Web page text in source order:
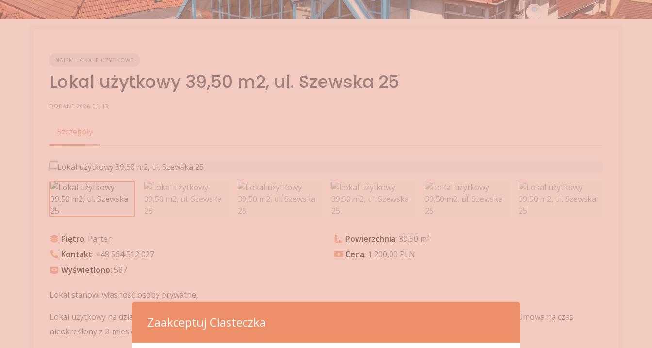
NAJEM LOKALE UŻYTKOWE
Lokal użytkowy 39,50 m2, ul. Szewska 25
DODANE 2026-01-13
Szczegóły
Piętro: Parter Powierzchnia: 39,50 m²
Kontakt: +48 564 512 027 Cena: 1 200,00 PLN
Wyświetlono: 587
Lokal stanowi własność osoby prywatnej
Lokal użytkowy na działalność handlowo – usługową. Lokal wyposażony jest w instalacje elektryczną oraz wodno – kanalizacyjną Umowa na czas
nieokreślony z 3-miesięcznym okresem wypowiedzenia
Zaakceptuj Ciasteczka